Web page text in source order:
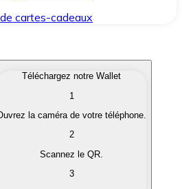
cartes-cadeaux
qui vous intéressent
en monnaie
Téléchargez notre Wallet
1
la caméra de votre téléphone.
2
Scannez le QR.
3